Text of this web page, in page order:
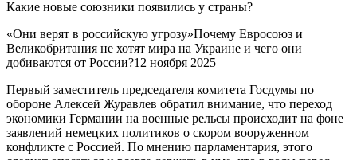
«Они верят в российскую угрозу»Почему Евросоюз и
Великобритания не хотят мира на Украине и чего они
добиваются от России?12 ноября 2025
Первый заместитель председателя комитета Госдумы по
обороне Алексей Журавлев обратил внимание, что переход
экономики Германии на военные рельсы происходит на фоне
заявлений немецких политиков о скором вооруженном
конфликте с Россией. По мнению парламентария, этого